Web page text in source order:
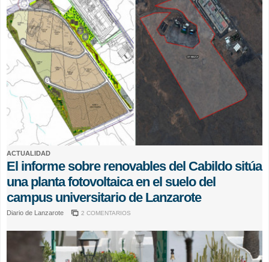
ACTUALIDAD
El informe sobre renovables del Cabildo sitúa
una planta fotovoltaica en el suelo del
campus universitario de Lanzarote
Diario de Lanzarote 2 COMENTARIOS